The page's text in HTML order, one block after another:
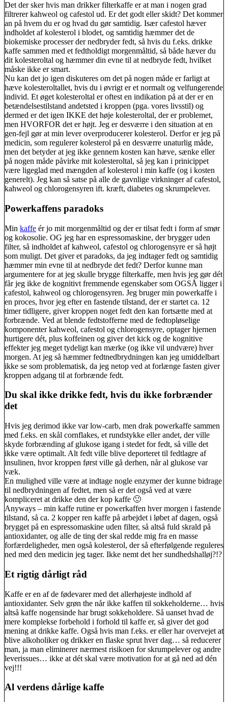
Det der sker hvis man drikker filterkaffe er at man i nogen grad
filtrerer kahweol og cafestol ud. Er det godt eller skidt? Det kommer
an på hvem du er og hvad du gør samtidig. Især cafestol hæver
indholdet af kolesterol i blodet, og samtidig hæmmer det de
biokemiske processer der nedbryder fedt, så hvis du f.eks. drikke
kaffe sammen med et fedtholdigt morgenmåltid, så både hæver du
dit kolesteroltal og hæmmer din evne til at nedbryde fedt, hvilket
måske ikke er smart.
Nu kan det jo igen diskuteres om det på nogen måde er farligt at
hæve kolesteroltallet, hvis du i øvrigt er et normalt og velfungerende
individ. Et øget kolesteroltal er oftest en indikation på at der er en
betændelsestilstand andetsted i kroppen (pga. vores livsstil) og
dermed er det igen IKKE det høje kolesteroltal, der er problemet,
men HVORFOR det er højt. Jeg er desværre i den situation at en
gen-fejl gør at min lever overproducerer kolesterol. Derfor er jeg på
medicin, som regulerer kolesterol på en desværre unaturlig måde,
men det betyder at jeg ikke gennem kosten kan hæve, sænke eller
på nogen måde påvirke mit kolesteroltal, så jeg kan i prinicippet
være ligeglad med mængden af kolesterol i min kaffe (og i kosten
generelt). Jeg kan så satse på alle de gavnlige virkninger af cafestol,
kahweol og chlorogensyren ift. kræft, diabetes og skrumpelever.
Powerkaffens paradoks
Min kaffe ér jo mit morgenmåltid og der er tilsat fedt i form af smør
og kokosolie. OG jeg har en espressomaskine, der brygger uden
filter, så indholdet af kahweol, cafestol og chlorogensyre er så højt
som muligt. Det giver et paradoks, da jeg indtager fedt og samtidig
hæmmer min evne til at nedbryde det fedt? Derfor kunne man
argumentere for at jeg skulle brygge filterkaffe, men hvis jeg gør dét
får jeg ikke de kognitivt fremmende egenskaber som OGSÅ ligger i
cafestol, kahweol og chlorogensyren. Jeg bruger min powerkaffe i
en proces, hvor jeg efter en fastende tilstand, der er startet ca. 12
timer tidligere, giver kroppen noget fedt den kan fortsætte med at
forbrænde. Ved at blende fedtstofferne med de fedtopløselige
komponenter kahweol, cafestol og chlorogensyre, optager hjernen
hurtigere dét, plus koffeinen og giver det kick og de kognitive
effekter jeg meget tydeligt kan mærke (og ikke vil undvære) hver
morgen. At jeg så hæmmer fedtnedbrydningen kan jeg umiddelbart
ikke se som problematisk, da jeg netop ved at forlænge fasten giver
kroppen adgang til at forbrænde fedt.
Du skal ikke drikke fedt, hvis du ikke forbrænder
det
Hvis jeg derimod ikke var low-carb, men drak powerkaffe sammen
med f.eks. en skål cornflakes, et rundstykke eller andet, der ville
skyde forbrænding af glukose igang i stedet for fedt, så ville det
ikke være optimalt. Alt fedt ville blive deporteret til fedtlagre af
insulinen, hvor kroppen først ville gå derhen, når al glukose var
væk.
En mulighed ville være at indtage nogle enzymer der kunne bidrage
til nedbrydningen af fedtet, men så er det også ved at være
kompliceret at drikke den der kop kaffe 🙂
Anyways – min kaffe rutine er powerkaffen hver morgen i fastende
tilstand, så ca. 2 kopper ren kaffe på arbejdet i løbet af dagen, også
brygget på en espressomaskine uden filter, så altså fuld skrald på
antioxidanter, og alle de ting der skal redde mig fra en masse
forfærdeligheder, men også kolesterol, der så efterfølgende reguleres
ned med den medicin jeg tager. Ikke nemt det her sundhedshalløj?!?
Et rigtig dårligt råd
Kaffe er en af de fødevarer med det allerhøjeste indhold af
antioxidanter. Selv grøn the når ikke kaffen til sokkeholderne… hvis
altså kaffe nogensinde har brugt sokkeholdere. Så uanset hvad de
mere komplekse forbehold i forhold til kaffe er, så giver det god
mening at drikke kaffe. Også hvis man f.eks. er eller har overvejet at
blive alkoholiker og drikker en flaske sprut hver dag… så reducerer
man, ja man eliminerer nærmest risikoen for skrumpelever og andre
leverissues… ikke at dét skal være motivation for at gå ned ad dén
vej!!!
Al verdens dårlige kaffe